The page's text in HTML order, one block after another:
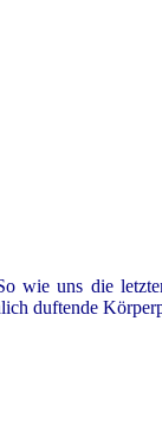
wie uns die
duftende